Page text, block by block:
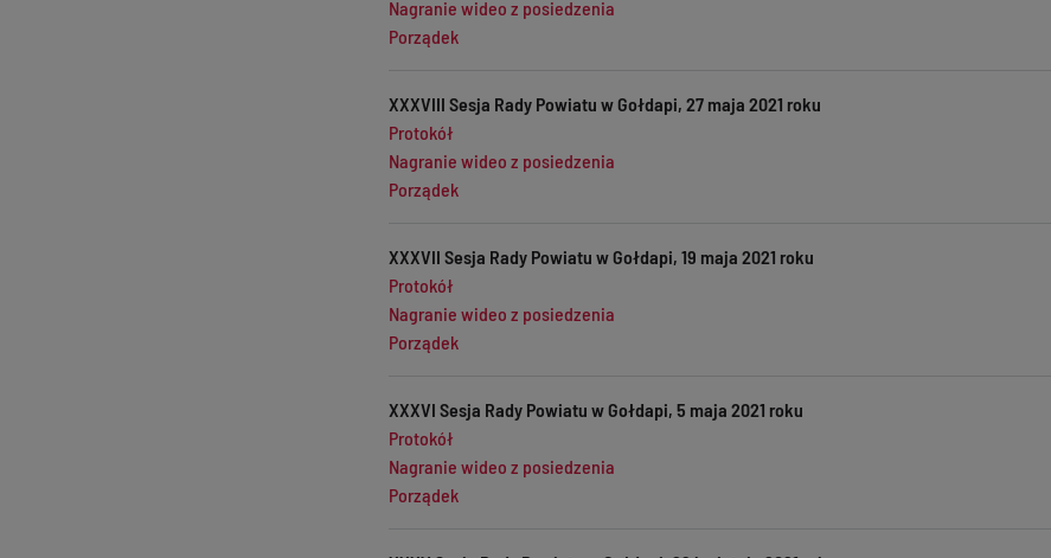
Nagranie wideo z posiedzenia
Porządek
XXXVIII Sesja Rady Powiatu w Gołdapi, 27 maja 2021 roku
Protokół
Nagranie wideo z posiedzenia
Porządek
XXXVII Sesja Rady Powiatu w Gołdapi, 19 maja 2021 roku
Protokół
Nagranie wideo z posiedzenia
Porządek
XXXVI Sesja Rady Powiatu w Gołdapi, 5 maja 2021 roku
Protokół
Nagranie wideo z posiedzenia
Porządek